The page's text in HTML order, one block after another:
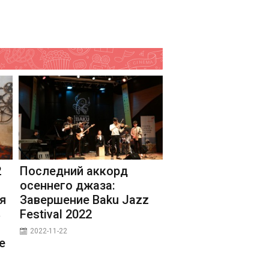
Последний аккорд
осеннего джаза:
Завершение Baku Jazz
Festival 2022
2022-11-22